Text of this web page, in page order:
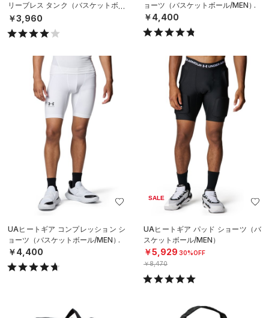
リーブレス タンク（バスケットボー
ル/MEN）
￥3,960
ョーツ（バスケットボール/MEN）
￥4,400
UAヒートギア コンプレッション シ
ョーツ（バスケットボール/MEN）
￥4,400
SALE
UAヒートギア パッド ショーツ（バ
スケットボール/MEN）
￥5,929 30%OFF
￥8,470